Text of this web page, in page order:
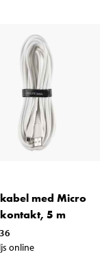
med Micro
5 m
online